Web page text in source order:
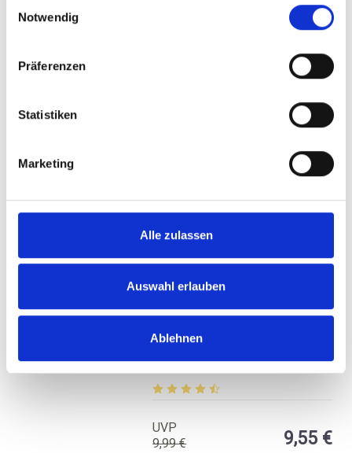
Notwendig
Präferenzen
Statistiken
Marketing
Alle zulassen
Auswahl erlauben
Ablehnen
(13,05 € / 1 Liter)
9,79 €
BESTELLEN
Zonin, Prosecco
Spumante Brut, DOC
Prosecco
brut, Venetien
UVP
9,99 €
9,55 €